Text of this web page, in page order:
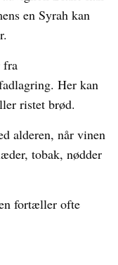
en Syrah kan
fra
Her kan
ristet brød.
alderen, når vinen
tobak, nødder
fortæller ofte